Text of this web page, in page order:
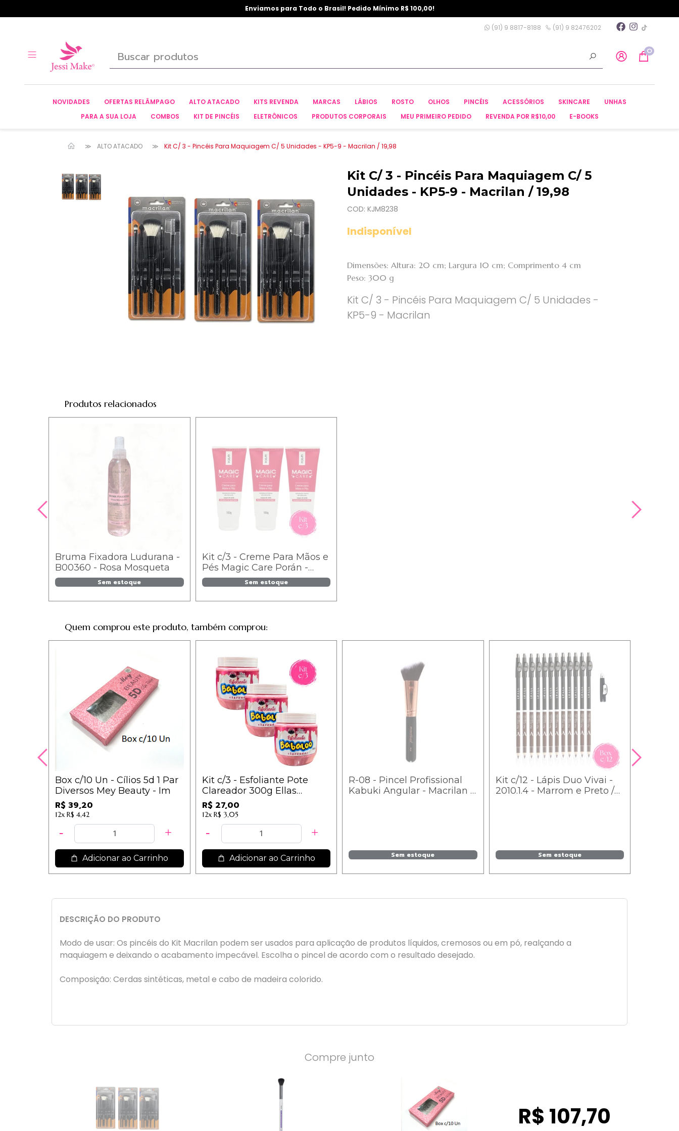
Enviamos para Todo o Brasil! Pedido Mínimo R$ 100,00!
(91) 9 8817-8188 (91) 9 82476202
0
NOVIDADES OFERTAS RELÂMPAGO ALTO ATACADO KITS REVENDA MARCAS LÁBIOS ROSTO OLHOS PINCÉIS ACESSÓRIOS SKINCARE
UNHAS
PARA A SUA LOJA
COMBOS KIT DE PINCÉIS ELETRÔNICOS PRODUTOS CORPORAIS MEU PRIMEIRO PEDIDO REVENDA POR R$10,00 E-BOOKS
ALTO ATACADO Kit C/ 3 - Pincéis Para Maquiagem C/ 5 Unidades - KP5-9 - Macrilan / 19,98
Kit C/ 3 - Pincéis Para Maquiagem C/ 5
Unidades - KP5-9 - Macrilan / 19,98
COD: KJM8238
Indisponível
Dimensões: Altura: 20 cm; Largura 10 cm; Comprimento 4 cm
Peso: 300 g
Kit C/ 3 - Pincéis Para Maquiagem C/ 5 Unidades -
KP5-9 - Macrilan
Produtos relacionados
Bruma Fixadora Ludurana -
B00360 - Rosa Mosqueta
Sem estoque
Kit c/3 - Creme Para Mãos e
Pés Magic Care Porán -
PR344
Sem estoque
Quem comprou este produto, também comprou:
Box c/10 Un - Cílios 5d 1 Par
Diversos Mey Beauty - Im
R$ 39,20
12x R$ 4,42
Adicionar ao Carrinho
Kit c/3 - Esfoliante Pote
Clareador 300g Ellas
Cosméticos - CHICLETE /
9,00
R$ 27,00
12x R$ 3,05
Adicionar ao Carrinho
R-08 - Pincel Profissional
Kabuki Angular - Macrilan -
Sem estoque
Kit c/12 - Lápis Duo Vivai -
2010.1.4 - Marrom e Preto /
Sem estoque
DESCRIÇÃO DO PRODUTO
Modo de usar: Os pincéis do Kit Macrilan podem ser usados para aplicação de produtos líquidos, cremosos ou em pó, realçando a
maquiagem e deixando o acabamento impecável. Escolha o pincel de acordo com o resultado desejado.
Composição: Cerdas sintéticas, metal e cabo de madeira colorido.
Compre junto
R$ 107,70